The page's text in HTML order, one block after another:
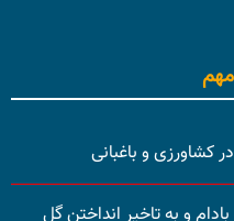
کشاورزی و باغبانی
و به تاخیر انداختن گل